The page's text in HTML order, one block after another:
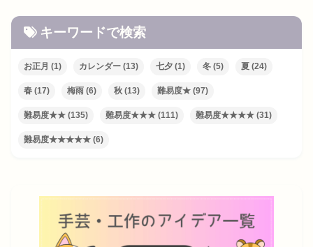
キーワードで検索
お正月 (1) カレンダー (13) 七夕 (1) 冬 (5) 夏 (24)
春 (17) 梅雨 (6) 秋 (13) 難易度★ (97)
難易度★★ (135) 難易度★★★ (111) 難易度★★★★ (31)
難易度★★★★★ (6)